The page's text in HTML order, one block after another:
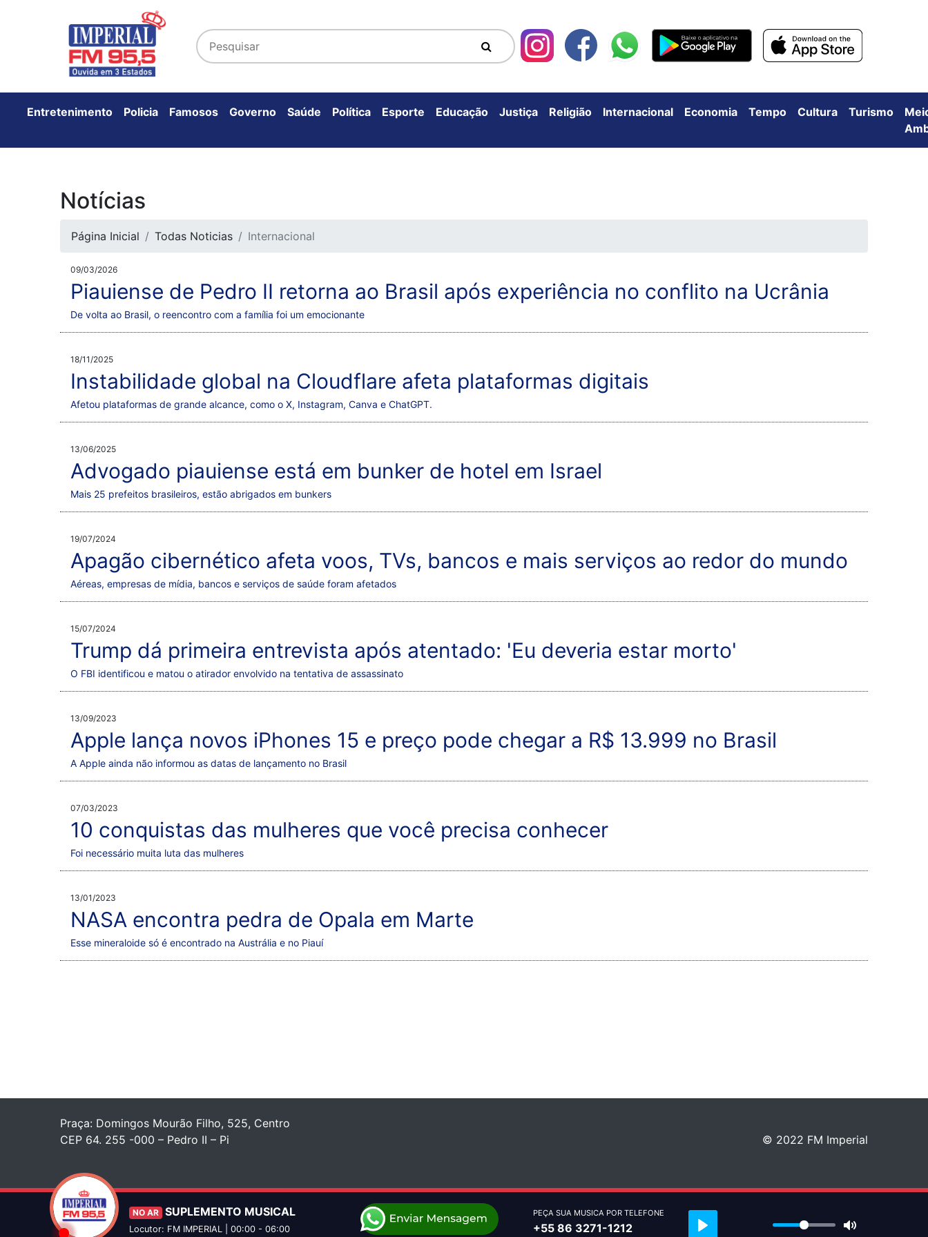
Entretenimento Policia Famosos Governo Saúde Política Esporte Educação Justiça Religião Internacional Economia Tempo Cultura Turismo
Notícias
Página Inicial Todas Noticias Internacional
09/03/2026
Piauiense de Pedro II retorna ao Brasil após experiência no conflito na Ucrânia
De volta ao Brasil, o reencontro com a família foi um emocionante
18/11/2025
Instabilidade global na Cloudflare afeta plataformas digitais
Afetou plataformas de grande alcance, como o X, Instagram, Canva e ChatGPT.
13/06/2025
Advogado piauiense está em bunker de hotel em Israel
Mais 25 prefeitos brasileiros, estão abrigados em bunkers
19/07/2024
Apagão cibernético afeta voos, TVs, bancos e mais serviços ao redor do mundo
Aéreas, empresas de mídia, bancos e serviços de saúde foram afetados
15/07/2024
Trump dá primeira entrevista após atentado: 'Eu deveria estar morto'
O FBI identificou e matou o atirador envolvido na tentativa de assassinato
13/09/2023
Apple lança novos iPhones 15 e preço pode chegar a R$ 13.999 no Brasil
A Apple ainda não informou as datas de lançamento no Brasil
07/03/2023
10 conquistas das mulheres que você precisa conhecer
Foi necessário muita luta das mulheres
13/01/2023
NASA encontra pedra de Opala em Marte
Esse mineraloide só é encontrado na Austrália e no Piauí
NO AR SUPLEMENTO MUSICAL
Locutor: FM IMPERIAL | 00:00 - 06:00
PEÇA SUA MUSICA POR TELEFONE
+55 86 3271-1212
Praça: Domingos Mourão Filho, 525, Centro
CEP 64. 255 -000 – Pedro II – Pi
© 2022 FM Imperial